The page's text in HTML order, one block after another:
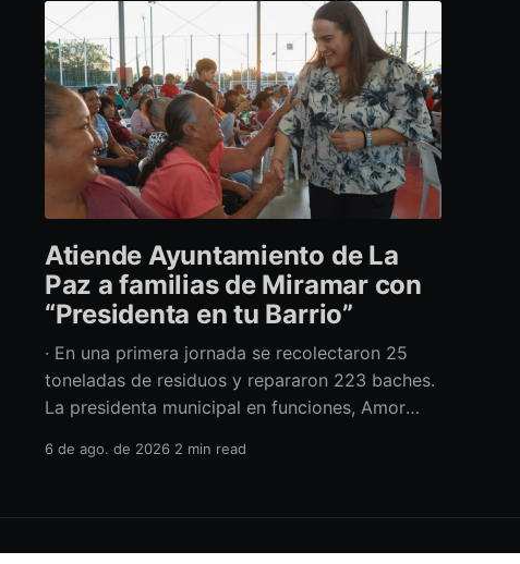
Atiende Ayuntamiento de La
Paz a familias de Miramar con
“Presidenta en tu Barrio”
· En una primera jornada se recolectaron 25
toneladas de residuos y repararon 223 baches.
La presidenta municipal en funciones, Amor
programa “Presidenta en tu Barrio” en la
Paz brindó más de 600 servicios sociales y
6 de ago. de 2026 2 min read